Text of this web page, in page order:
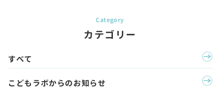
カテゴリー
すべて
こどもラボからのお知らせ